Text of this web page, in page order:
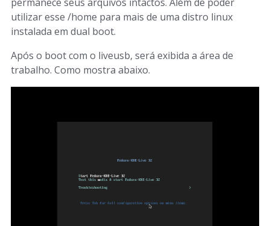
utilizar esse /home para mais de uma distro linux
instalada em dual boot.
Após o boot com o liveusb, será exibida a área de
trabalho. Como mostra abaixo.